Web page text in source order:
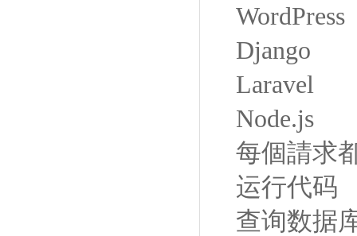
WordPress
Django
Laravel
Node.js
每個請求
运行代码
查询数据